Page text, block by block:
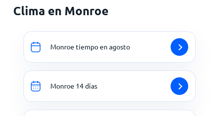
Clima en Monroe
Monroe tiempo en agosto
Monroe 14 días